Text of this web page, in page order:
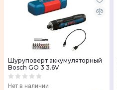
Шуруповерт аккумуляторный
Bosch GO 3 3.6V
Нет в наличии